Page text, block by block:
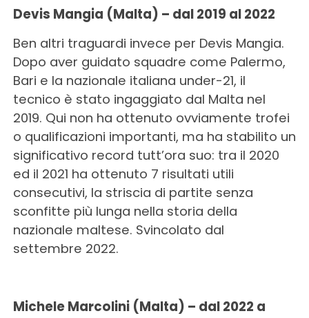
Devis Mangia (Malta) – dal 2019 al 2022
Ben altri traguardi invece per Devis Mangia.
Dopo aver guidato squadre come Palermo,
Bari e la nazionale italiana under-21, il
tecnico è stato ingaggiato dal Malta nel
2019. Qui non ha ottenuto ovviamente trofei
o qualificazioni importanti, ma ha stabilito un
significativo record tutt’ora suo: tra il 2020
ed il 2021 ha ottenuto 7 risultati utili
consecutivi, la striscia di partite senza
sconfitte più lunga nella storia della
nazionale maltese. Svincolato dal
settembre 2022.
Michele Marcolini (Malta) – dal 2022 a